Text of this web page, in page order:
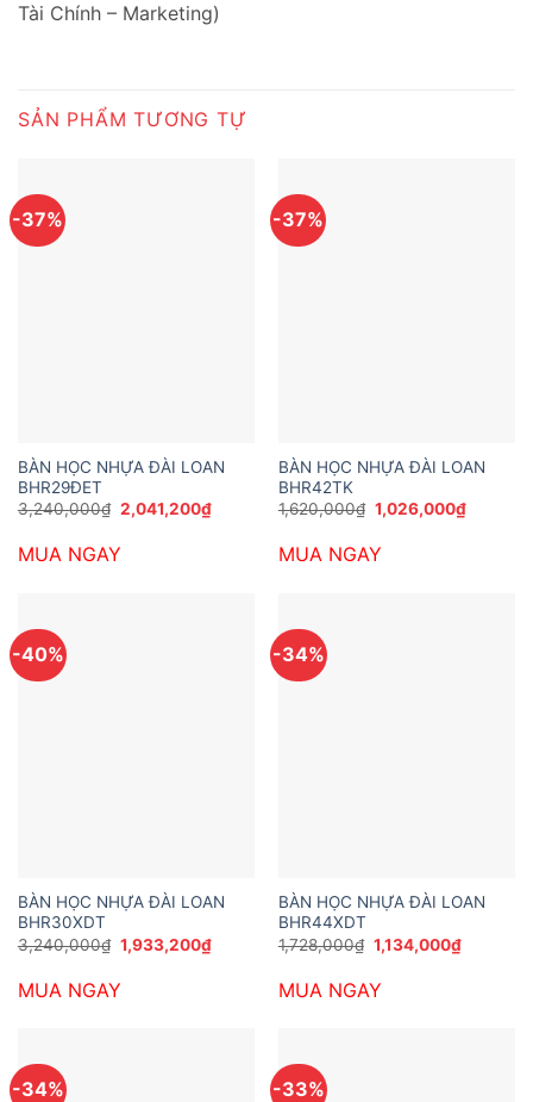
Tài Chính – Marketing)
SẢN PHẨM TƯƠNG TỰ
-37%
BÀN HỌC NHỰA ĐÀI LOAN
BHR29ĐET
3,240,000₫ Giá
gốc
3,240,000₫.
2,041,200₫Giá
hiện
MUA NGAY
-37%
BÀN HỌC NHỰA ĐÀI LOAN
BHR42TK
1,620,000₫ Giá
gốc
1,620,000₫.
1,026,000₫Giá
hiện
MUA NGAY
-40%
BÀN HỌC NHỰA ĐÀI LOAN
BHR30XDT
3,240,000₫ Giá
gốc
3,240,000₫.
1,933,200₫Giá
hiện
1,933,200₫.
MUA NGAY
-34%
BÀN HỌC NHỰA ĐÀI LOAN
BHR44XDT
1,728,000₫ Giá
gốc
1,728,000₫.
1,134,000₫Giá
hiện
MUA NGAY
-34% -33%